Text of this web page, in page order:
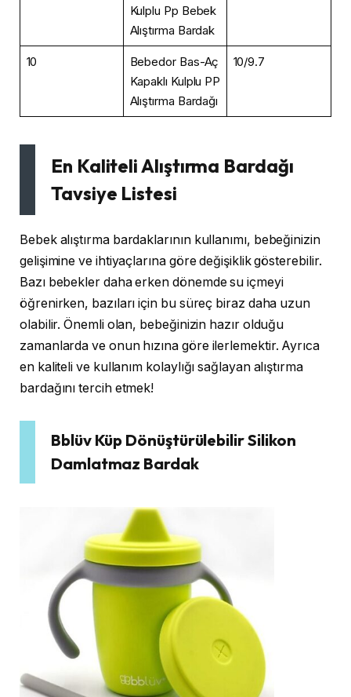
Kulplu Pp Bebek
Alıştırma Bardak
10
Bebedor Bas-Aç
Kapaklı Kulplu PP
Alıştırma Bardağı
10/9.7
En Kaliteli Alıştırma Bardağı
Tavsiye Listesi
Bebek alıştırma bardaklarının kullanımı, bebeğinizin
gelişimine ve ihtiyaçlarına göre değişiklik gösterebilir.
Bazı bebekler daha erken dönemde su içmeyi
öğrenirken, bazıları için bu süreç biraz daha uzun
olabilir. Önemli olan, bebeğinizin hazır olduğu
zamanlarda ve onun hızına göre ilerlemektir. Ayrıca
en kaliteli ve kullanım kolaylığı sağlayan alıştırma
bardağını tercih etmek!
Bblüv Küp Dönüştürülebilir Silikon
Damlatmaz Bardak